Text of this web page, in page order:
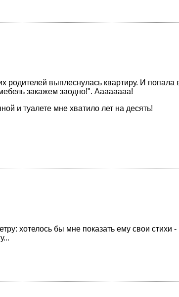
родителей выплеснулась квартиру. И
закажем заодно!". Аааааааа!
и туалете мне хватило лет на десять!
хотелось бы мне показать ему свои